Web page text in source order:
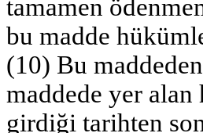
tamamen
bu madde
(10) Bu
maddede yer
girdiği tarihten